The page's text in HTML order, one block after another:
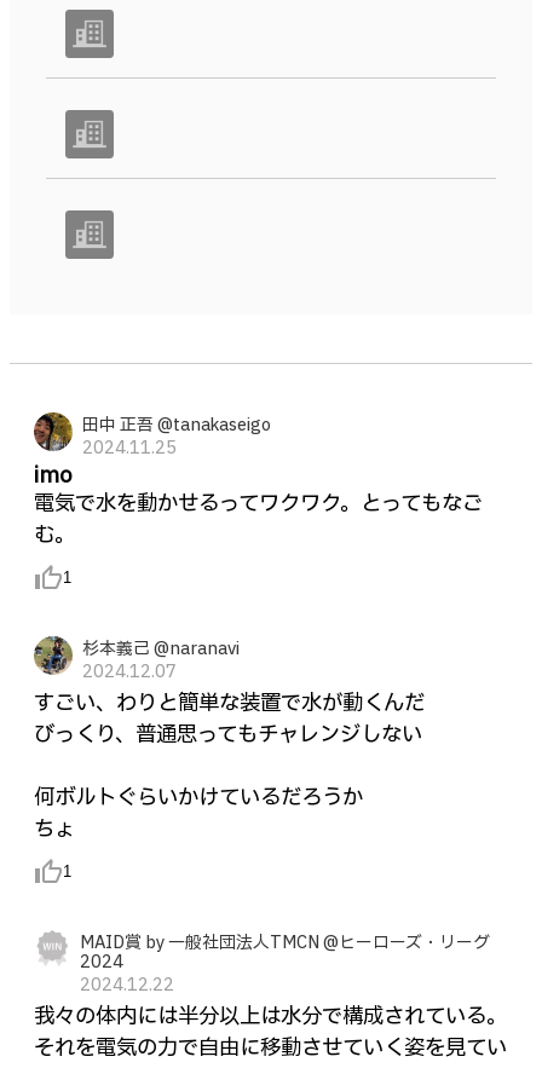
田中 正吾 @tanakaseigo
2024.11.25
imo
電気で水を動かせるってワクワク。とってもなご
む。
thumb_up_alt1
杉本義己 @naranavi
2024.12.07
すごい、わりと簡単な装置で水が動くんだ
びっくり、普通思ってもチャレンジしない
何ボルトぐらいかけているだろうか
ちょ
thumb_up_alt1
MAID賞 by 一般社団法人TMCN @ヒーローズ・リーグ
2024
2024.12.22
我々の体内には半分以上は水分で構成されている。
それを電気の力で自由に移動させていく姿を見てい